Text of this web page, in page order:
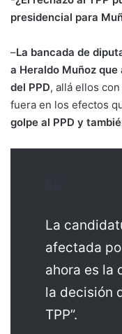
presidencial para
–La bancada de
a Heraldo Muñoz
del PPD, allá ellos
fuera en los efectos
golpe al PPD y
La
afectada
ahora es la
la decisión
TPP”.